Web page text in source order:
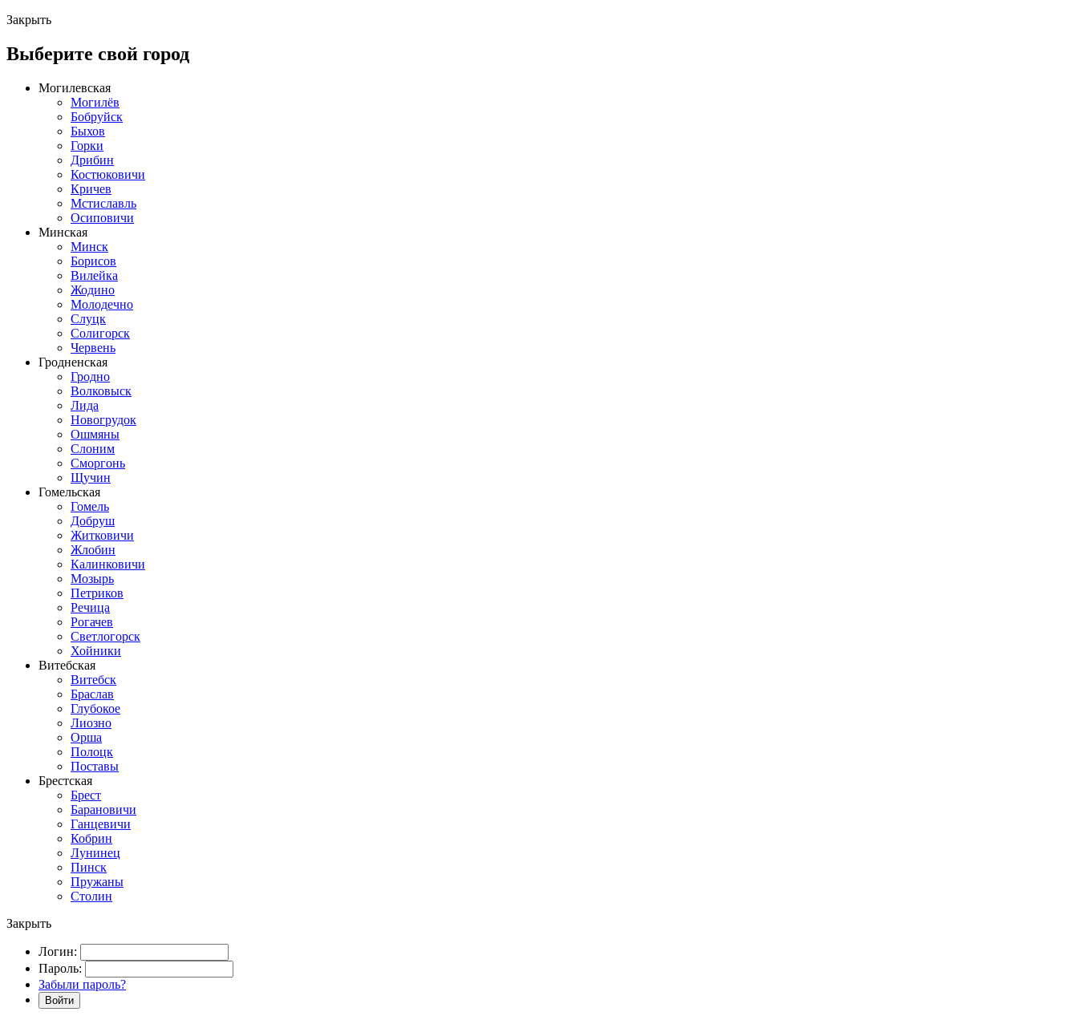
Закрыть
Выберите свой город
Могилевская
Могилёв
Бобруйск
Быхов
Горки
Дрибин
Костюковичи
Кричев
Мстиславль
Осиповичи
Минская
Минск
Борисов
Вилейка
Жодино
Молодечно
Слуцк
Солигорск
Червень
Гродненская
Гродно
Волковыск
Лида
Новогрудок
Ошмяны
Слоним
Сморгонь
Щучин
Гомельская
Гомель
Добруш
Житковичи
Жлобин
Калинковичи
Мозырь
Петриков
Речица
Рогачев
Светлогорск
Хойники
Витебская
Витебск
Браслав
Глубокое
Лиозно
Орша
Полоцк
Поставы
Брестская
Брест
Барановичи
Ганцевичи
Кобрин
Лунинец
Пинск
Пружаны
Столин
Закрыть
Логин:
Пароль:
Забыли пароль?
Войти